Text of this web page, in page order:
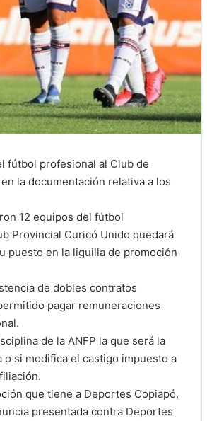
fútbol profesional al Club de
la documentación relativa a los
12 equipos del fútbol
Provincial Curicó Unido quedará
puesto en la liguilla de promoción
de dobles contratos
pagar remuneraciones
de la ANFP la que será la
si modifica el castigo impuesto a
que tiene a Deportes Copiapó,
presentada contra Deportes